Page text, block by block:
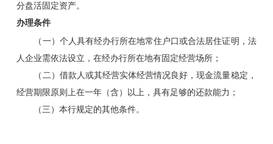
分盘活固定资产。
办理条件
（一）个人具有经办行所在地常住户口或合法居住证明，法
人企业需依法设立，在经办行所在地有固定经营场所；
（二）借款人或其经营实体经营情况良好，现金流量稳定，
经营期限原则上在一年（含）以上，具有足够的还款能力；
（三）本行规定的其他条件。